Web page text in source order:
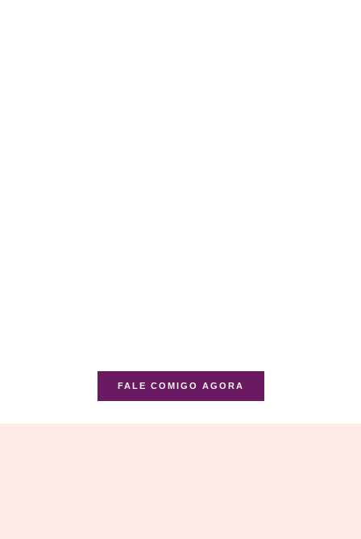
FALE COMIGO AGORA